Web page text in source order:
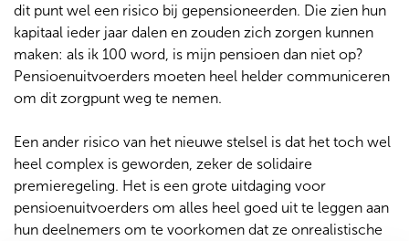
dit punt wel een risico bij gepensioneerden. Die zien hun
kapitaal ieder jaar dalen en zouden zich zorgen kunnen
maken: als ik 100 word, is mijn pensioen dan niet op?
Pensioenuitvoerders moeten heel helder communiceren
om dit zorgpunt weg te nemen.
Een ander risico van het nieuwe stelsel is dat het toch wel
heel complex is geworden, zeker de solidaire
premieregeling. Het is een grote uitdaging voor
pensioenuitvoerders om alles heel goed uit te leggen aan
hun deelnemers om te voorkomen dat ze onrealistische